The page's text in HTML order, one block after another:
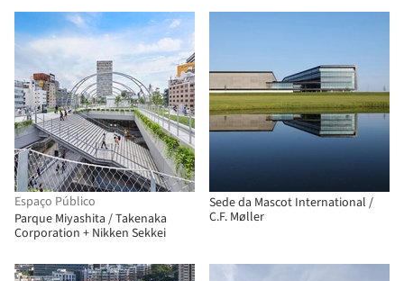
Architects
Espaço Público
Parque Miyashita / Takenaka
Corporation + Nikken Sekkei
Sede da Mascot International /
C.F. Møller